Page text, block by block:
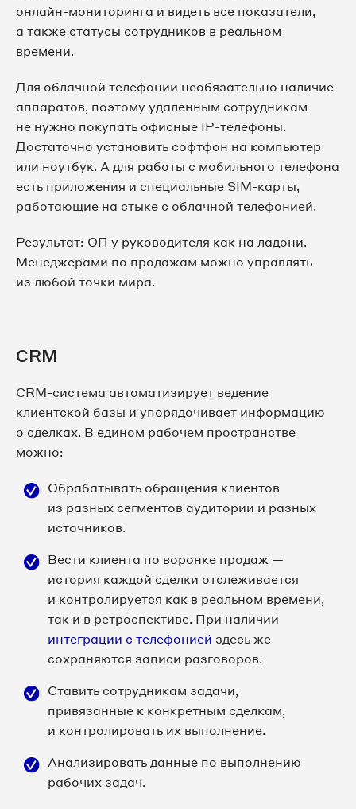
онлайн-мониторинга и видеть все показатели,
а также статусы сотрудников в реальном
времени.
Для облачной телефонии необязательно наличие
аппаратов, поэтому удаленным сотрудникам
не нужно покупать офисные IP-телефоны.
Достаточно установить софтфон на компьютер
или ноутбук. А для работы с мобильного телефона
есть приложения и специальные SIM-карты,
работающие на стыке с облачной телефонией.
Результат: ОП у руководителя как на ладони.
Менеджерами по продажам можно управлять
из любой точки мира.
CRM
CRM-система автоматизирует ведение
клиентской базы и упорядочивает информацию
о сделках. В едином рабочем пространстве
можно:
Обрабатывать обращения клиентов
из разных сегментов аудитории и разных
источников.
Вести клиента по воронке продаж —
история каждой сделки отслеживается
и контролируется как в реальном времени,
так и в ретроспективе. При наличии
интеграции с телефонией здесь же
сохраняются записи разговоров.
Ставить сотрудникам задачи,
привязанные к конкретным сделкам,
и контролировать их выполнение.
Анализировать данные по выполнению
рабочих задач.